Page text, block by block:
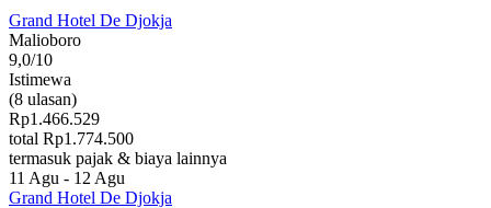
Grand Hotel De Djokja
Malioboro
9,0/10
Istimewa
(8 ulasan)
Rp1.466.529
total Rp1.774.500
termasuk pajak & biaya lainnya
11 Agu - 12 Agu
Grand Hotel De Djokja